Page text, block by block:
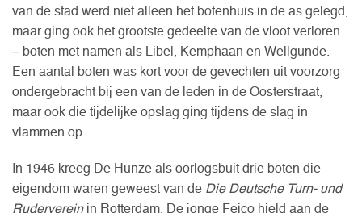
van de stad werd niet alleen het botenhuis in de as gelegd,
maar ging ook het grootste gedeelte van de vloot verloren
– boten met namen als Libel, Kemphaan en Wellgunde.
Een aantal boten was kort voor de gevechten uit voorzorg
ondergebracht bij een van de leden in de Oosterstraat,
maar ook die tijdelijke opslag ging tijdens de slag in
vlammen op.
In 1946 kreeg De Hunze als oorlogsbuit drie boten die
eigendom waren geweest van de Die Deutsche Turn- und
Rudervereinin Rotterdam. De jonge Feico hield aan de